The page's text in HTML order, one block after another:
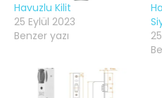
Havuzlu Kilit
25 Eylül 2023
Benzer yazı